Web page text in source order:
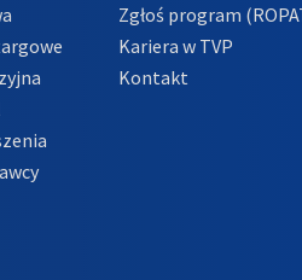
Zgłoś program
Kariera w TVP
Kontakt